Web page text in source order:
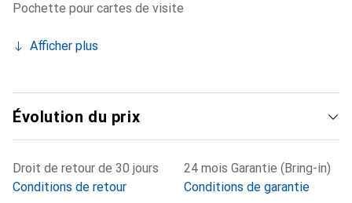
Pochette pour cartes de visite
Afficher plus
Évolution du prix
Droit de retour de 30 jours
Conditions de retour
24 mois Garantie (Bring-in)
Conditions de garantie